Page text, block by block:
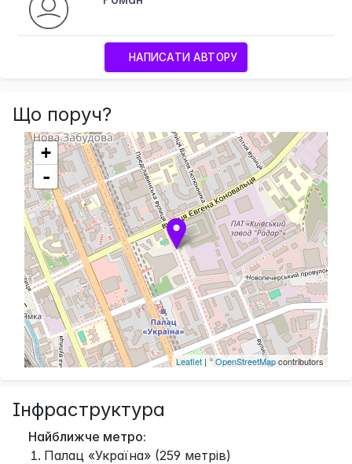
НАПИСАТИ АВТОРУ
Що поруч?
+
-
Leaflet| ©OpenStreetMapcontributors
Інфраструктура
Найближче метро:
Палац «Україна» (259 метрів)